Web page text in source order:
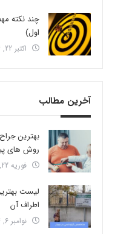
چند نکته
اول)
اکتبر 22, 2024
آخرین مطالب
روش های
فوریه 22, 2026
لیست
اطراف آن
نوامبر 6, 2024